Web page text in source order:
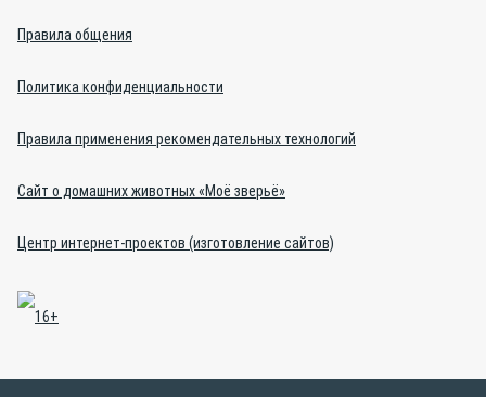
Правила общения
Политика конфиденциальности
Правила применения рекомендательных технологий
Сайт о домашних животных «Моё зверьё»
Центр интернет-проектов (изготовление сайтов)